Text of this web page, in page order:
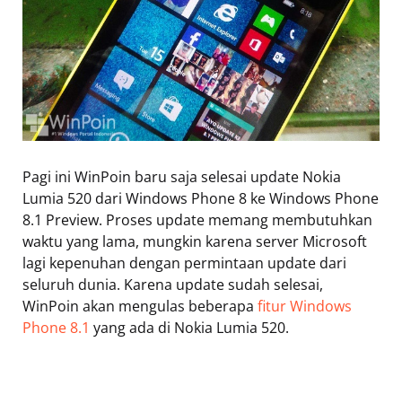
Pagi ini WinPoin baru saja selesai update Nokia
Lumia 520 dari Windows Phone 8 ke Windows Phone
8.1 Preview. Proses update memang membutuhkan
waktu yang lama, mungkin karena server Microsoft
lagi kepenuhan dengan permintaan update dari
seluruh dunia. Karena update sudah selesai,
WinPoin akan mengulas beberapa fitur Windows
Phone 8.1 yang ada di Nokia Lumia 520.